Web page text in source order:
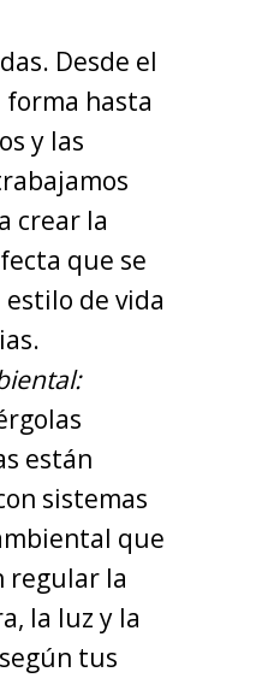
Desde el
hasta
y las
crear la
que se
de vida
están
sistemas
que
regular la
la luz y la
tus